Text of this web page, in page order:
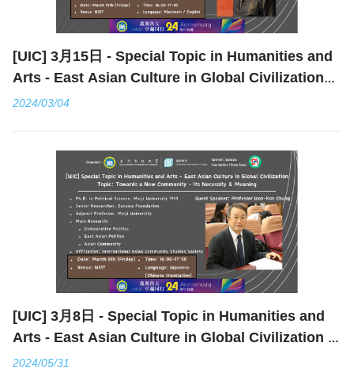
[UIC] 3月15日 - Special Topic in Humanities and
Arts - East Asian Culture in Global Civilization
(Topic: The Authenticity of the Tsinghua
2024/03/04
[UIC] 3月8日 - Special Topic in Humanities and
Arts - East Asian Culture in Global Civilization -
Towards a New Community - Its Necessity &
2024/05/31